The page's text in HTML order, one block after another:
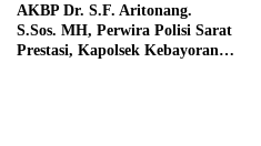
AKBP Dr. S.F. Aritonang.
S.Sos. MH, Perwira Polisi Sarat
Prestasi, Kapolsek Kebayoran